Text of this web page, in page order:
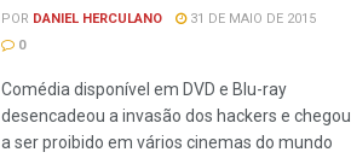
POR DANIEL HERCULANO
31 DE MAIO DE 2015
0
Comédia disponível em DVD e Blu-ray
desencadeou a invasão dos hackers e chegou
a ser proibido em vários cinemas do mundo